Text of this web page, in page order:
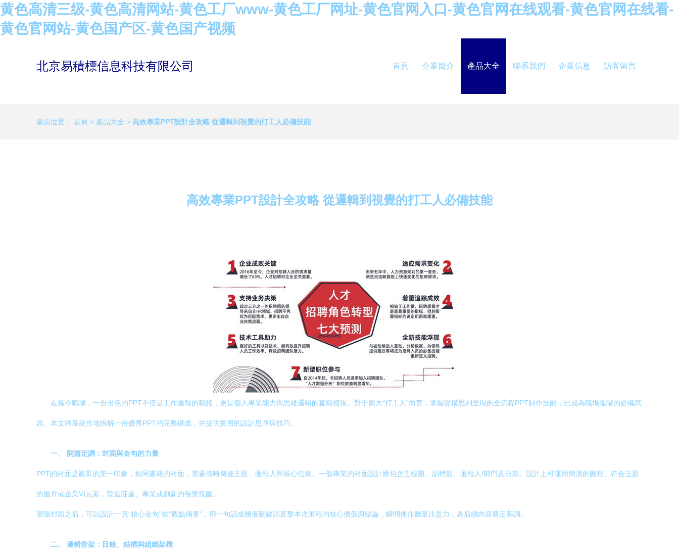
黄色高清三级-黄色高清网站-黄色工厂www-黄色工厂网址-黄色官网入口-黄色官网在线观看-黄色官网在线看-
黄色官网站-黄色国产区-黄色国产视频
北京易積標信息科技有限公司 首頁 企業簡介 產品大全 聯系我們 企業信息 訪客留言
當前位置： 首頁 > 產品大全 > 高效專業PPT設計全攻略 從邏輯到視覺的打工人必備技能
高效專業PPT設計全攻略 從邏輯到視覺的打工人必備技能
在當今職場，一份出色的PPT不僅是工作匯報的載體，更是個人專業能力與思維邏輯的直觀體現。對于廣大“打工人”而言，掌握從構思到呈現的全流程PPT制作技能，已成為職場進階的必備武
器。本文將系統性地拆解一份優秀PPT的完整構成，并提供實用的設計思路與技巧。
一、 開篇定調：封面與金句的力量
PPT的封面是觀眾的第一印象，如同書籍的封面，需要清晰傳達主題、匯報人與核心信息。一個專業的封面設計應包含主標題、副標題、匯報人/部門及日期。設計上可運用簡潔的圖形、符合主題
的圖片或企業VI元素，營造莊重、專業或創新的視覺氛圍。
緊隨封面之后，可以設計一頁“核心金句”或“觀點摘要”，用一句話或幾個關鍵詞直擊本次匯報的核心價值與結論，瞬間抓住聽眾注意力，為后續內容奠定基調。
二、 邏輯骨架：目錄、結構與組織架構